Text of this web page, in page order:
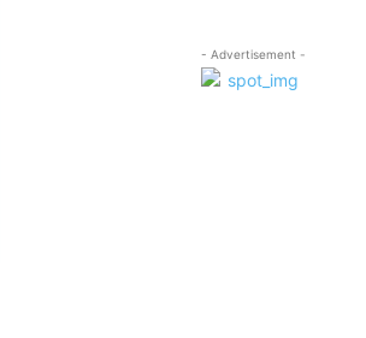
- Advertisement -